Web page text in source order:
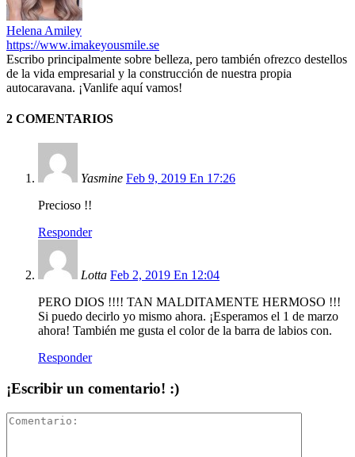
Helena Amiley
https://www.imakeyousmile.se
Escribo principalmente sobre belleza, pero también ofrezco destellos
de la vida empresarial y la construcción de nuestra propia
autocaravana. ¡Vanlife aquí vamos!
2 COMENTARIOS
Yasmine Feb 9, 2019 En 17:26
Precioso !!
Responder
Lotta Feb 2, 2019 En 12:04
PERO DIOS !!!! TAN MALDITAMENTE HERMOSO !!!
Si puedo decirlo yo mismo ahora. ¡Esperamos el 1 de marzo
ahora! También me gusta el color de la barra de labios con.
Responder
¡Escribir un comentario! :)